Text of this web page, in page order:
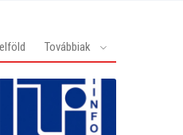
Továbbiak